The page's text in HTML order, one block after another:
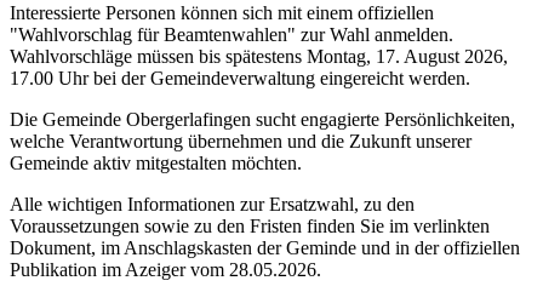
Interessierte Personen können sich mit einem offiziellen
"Wahlvorschlag für Beamtenwahlen" zur Wahl anmelden.
Wahlvorschläge müssen bis spätestens Montag, 17. August 2026,
17.00 Uhr bei der Gemeindeverwaltung eingereicht werden.
Die Gemeinde Obergerlafingen sucht engagierte Persönlichkeiten,
welche Verantwortung übernehmen und die Zukunft unserer
Gemeinde aktiv mitgestalten möchten.
Alle wichtigen Informationen zur Ersatzwahl, zu den
Voraussetzungen sowie zu den Fristen finden Sie im verlinkten
Dokument, im Anschlagskasten der Geminde und in der offiziellen
Publikation im Azeiger vom 28.05.2026.